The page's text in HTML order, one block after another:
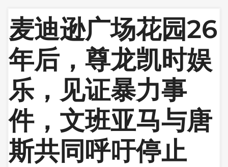
麦迪逊广场花园26
年后，尊龙凯时娱
乐，见证暴力事
件，文班亚马与唐
斯共同呼吁停止